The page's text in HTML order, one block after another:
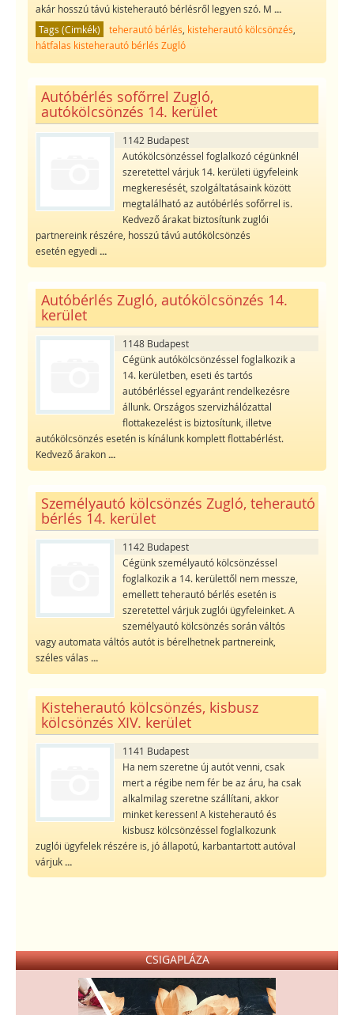
akár hosszú távú kisteherautó bérlésről legyen szó. M ...
Tags (Cimkék) teherautó bérlés kisteherautó kölcsönzés
hátfalas kisteherautó bérlés Zugló
Autóbérlés sofőrrel Zugló,
autókölcsönzés 14. kerület
1142 Budapest
Autókölcsönzéssel foglalkozó cégünknél
szeretettel várjuk 14. kerületi ügyfeleink
megkeresését, szolgáltatásaink között
megtalálható az autóbérlés sofőrrel is.
Kedvező árakat biztosítunk zuglói
partnereink részére, hosszú távú autókölcsönzés
esetén egyedi ...
Autóbérlés Zugló, autókölcsönzés 14.
kerület
1148 Budapest
Cégünk autókölcsönzéssel foglalkozik a
14. kerületben, eseti és tartós
autóbérléssel egyaránt rendelkezésre
állunk. Országos szervizhálózattal
flottakezelést is biztosítunk, illetve
autókölcsönzés esetén is kínálunk komplett flottabérlést.
Kedvező árakon...
Személyautó kölcsönzés Zugló, teherautó
bérlés 14. kerület
1142 Budapest
Cégünk személyautó kölcsönzéssel
foglalkozik a 14. kerülettől nem messze,
emellett teherautó bérlés esetén is
szeretettel várjuk zuglói ügyfeleinket. A
személyautó kölcsönzés során váltós
vagy automata váltós autót is bérelhetnek partnereink,
széles válas ...
Kisteherautó kölcsönzés, kisbusz
kölcsönzés XIV. kerület
1141 Budapest
Ha nem szeretne új autót venni, csak
mert a régibe nem fér be az áru, ha csak
alkalmilag szeretne szállítani, akkor
minket keressen! A kisteherautó és
kisbusz kölcsönzéssel foglalkozunk
zuglói ügyfelek részére is, jó állapotú, karbantartott autóval
várjuk...
CSIGAPLÁZA